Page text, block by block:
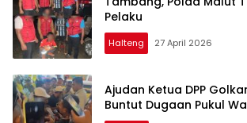
Pelaku
Halteng 27 April 2026
Ajudan Ketua DPP
Buntut Dugaan Pukul